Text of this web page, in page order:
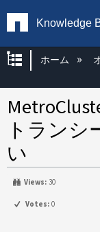
Knowledge
グローバ
ホーム
トランシ
い
Views: 30
Votes: 0